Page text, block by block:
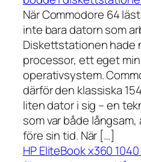
När Commodore 64
inte bara datorn som
Diskettstationen hade
processor, ett eget
operativsystem.
därför den klassiska
liten dator i sig – en
som var både
före sin tid. När […]
HP EliteBook x360